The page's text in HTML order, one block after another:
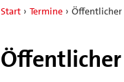
Start › Termine › Öffentlicher